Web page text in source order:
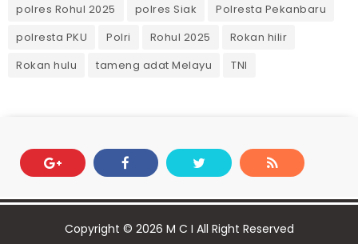
polres Rohul 2025
polres Siak
Polresta Pekanbaru
polresta PKU
Polri Rohul 2025
Rokan hilir
Rokan hulu
tameng adat Melayu TNI
Copyright © 2026 M C I All Right Reserved